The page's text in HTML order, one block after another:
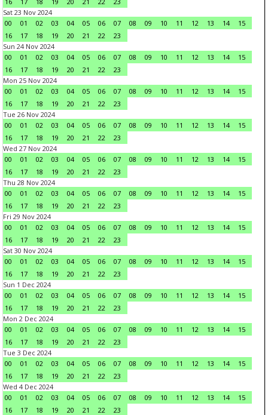
Sat 23 Nov 2024
00
01 02 03 04 05 06 07 08 09 10 11 12 13 14
15
16
17 18 19 20 21 22
23
Sun 24 Nov 2024
00
01 02 03 04 05 06 07 08 09 10 11 12 13 14
15
16
17 18 19 20 21 22
23
Mon 25 Nov 2024
00
01 02 03 04 05 06 07 08 09 10 11 12 13 14
15
16
17 18 19 20 21 22
23
Tue 26 Nov 2024
00
01 02 03 04 05 06 07 08 09 10 11 12 13 14
15
16
17 18 19 20 21 22
23
Wed 27 Nov 2024
00
01 02 03 04 05 06 07 08 09 10 11 12 13 14
15
16
17 18 19 20 21 22
23
Thu 28 Nov 2024
00
01 02 03 04 05 06 07 08 09 10 11 12 13 14
15
16
17 18 19 20 21 22
23
Fri 29 Nov 2024
00
01 02 03 04 05 06 07 08 09 10 11 12 13 14
15
16
17 18 19 20 21 22
23
Sat 30 Nov 2024
00
01 02 03 04 05 06 07 08 09 10 11 12 13 14
15
16
17 18 19 20 21 22
23
Sun 1 Dec 2024
00
01 02 03 04 05 06 07 08 09 10 11 12 13 14
15
16
17 18 19 20 21 22
23
Mon 2 Dec 2024
00
01 02 03 04 05 06 07 08 09 10 11 12 13 14
15
16
17 18 19 20 21 22
23
Tue 3 Dec 2024
00
01 02 03 04 05 06 07 08 09 10 11 12 13 14
15
16
17 18 19 20 21 22
23
Wed 4 Dec 2024
00
01 02 03 04 05 06 07 08 09 10 11 12 13 14
15
16
17 18 19 20 21 22
23